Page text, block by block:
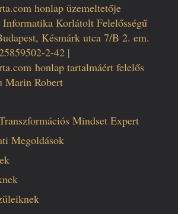
honlap üzemeltetője
Korlátolt Felelősségű
Késmárk utca 7/B 2. em.
2-42 |
honlap tartalmáért felelős
Marin Robert
Mindset Expert
Megoldások